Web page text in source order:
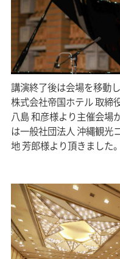
講演終了後は会場を移動
株式会社帝国ホテル 取締
八島 和彦様より主催会場
は一般社団法人 沖縄観光
地 芳郎様より頂きました。